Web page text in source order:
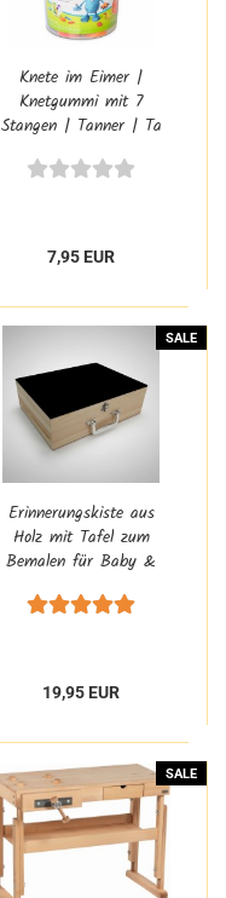
Knete im Eimer |
Knetgummi mit 7
Stangen | Tanner | Ta
7,95 EUR
SALE
Erinnerungskiste aus
Holz mit Tafel zum
Bemalen für Baby &
19,95 EUR
SALE